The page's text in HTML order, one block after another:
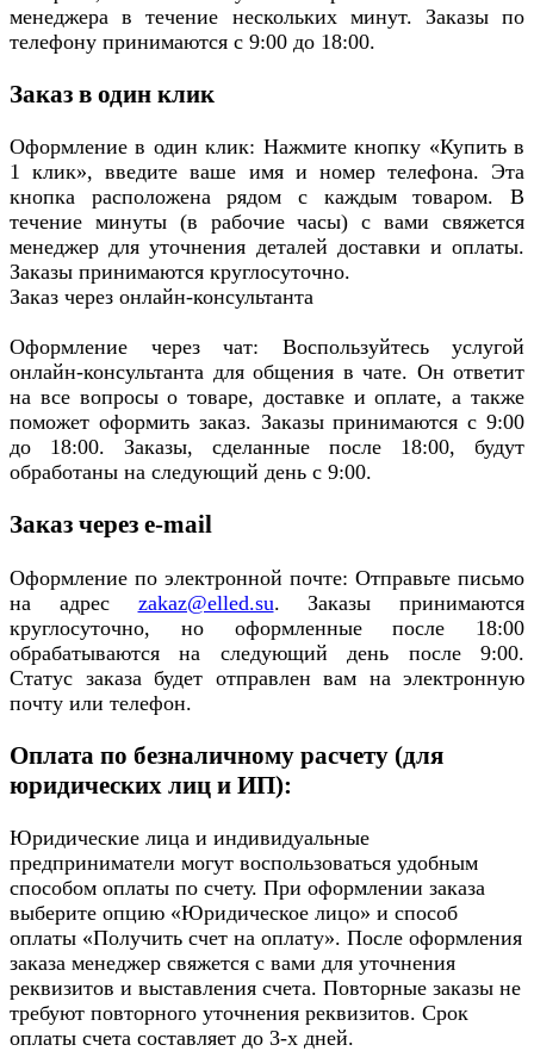
менеджера в течение нескольких минут. Заказы по
телефону принимаются с 9:00 до 18:00.
Заказ в один клик
Оформление в один клик: Нажмите кнопку «Купить в
1 клик», введите ваше имя и номер телефона. Эта
кнопка расположена рядом с каждым товаром. В
течение минуты (в рабочие часы) с вами свяжется
менеджер для уточнения деталей доставки и оплаты.
Заказы принимаются круглосуточно.
Заказ через онлайн-консультанта
Оформление через чат: Воспользуйтесь услугой
онлайн-консультанта для общения в чате. Он ответит
на все вопросы о товаре, доставке и оплате, а также
поможет оформить заказ. Заказы принимаются с 9:00
до 18:00. Заказы, сделанные после 18:00, будут
обработаны на следующий день с 9:00.
Заказ через e-mail
Оформление по электронной почте: Отправьте письмо
на адрес zakaz@elled.su. Заказы принимаются
круглосуточно, но оформленные после 18:00
обрабатываются на следующий день после 9:00.
Статус заказа будет отправлен вам на электронную
почту или телефон.
Оплата по безналичному расчету (для
юридических лиц и ИП):
Юридические лица и индивидуальные
предприниматели могут воспользоваться удобным
способом оплаты по счету. При оформлении заказа
выберите опцию «Юридическое лицо» и способ
оплаты «Получить счет на оплату». После оформления
заказа менеджер свяжется с вами для уточнения
реквизитов и выставления счета. Повторные заказы не
требуют повторного уточнения реквизитов. Срок
оплаты счета составляет до 3-х дней.